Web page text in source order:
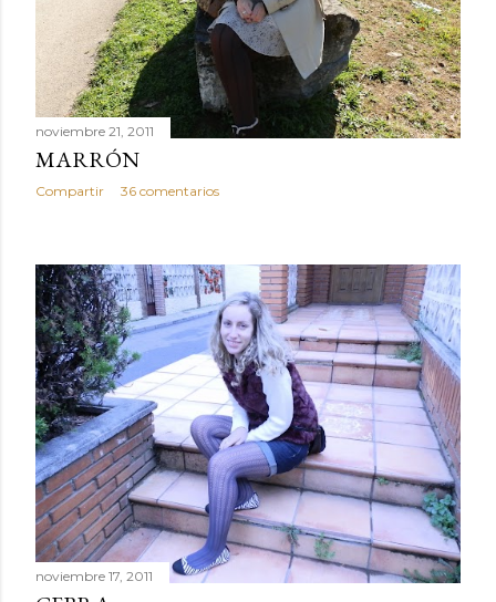
noviembre 21, 2011
MARRÓN
Compartir 36 comentarios
noviembre 17, 2011